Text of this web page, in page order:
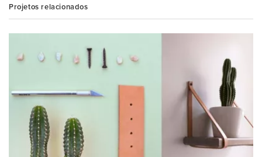
Projetos relacionados